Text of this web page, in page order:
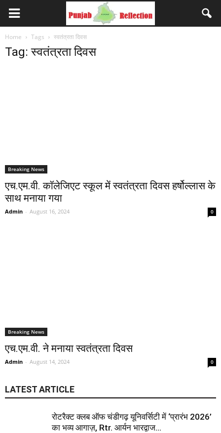
Home Tags स्वतंत्रता दिवस
Tag: स्वतंत्रता दिवस
Breaking News
एच.एम.वी. कॉलेजिएट स्कूल में स्वतंत्रता दिवस हर्षोल्लास के
साथ मनाया गया
Admin - August 16, 2024 0
Breaking News
एच.एम.वी. ने मनाया स्वतंत्रता दिवस
Admin - August 14, 2024 0
LATEST ARTICLE
रोटरैक्ट क्लब ऑफ चंडीगढ़ यूनिवर्सिटी में ‘प्रारंभ 2026’
का भव्य आगाज़, Rtr. आर्यन भारद्वाज...